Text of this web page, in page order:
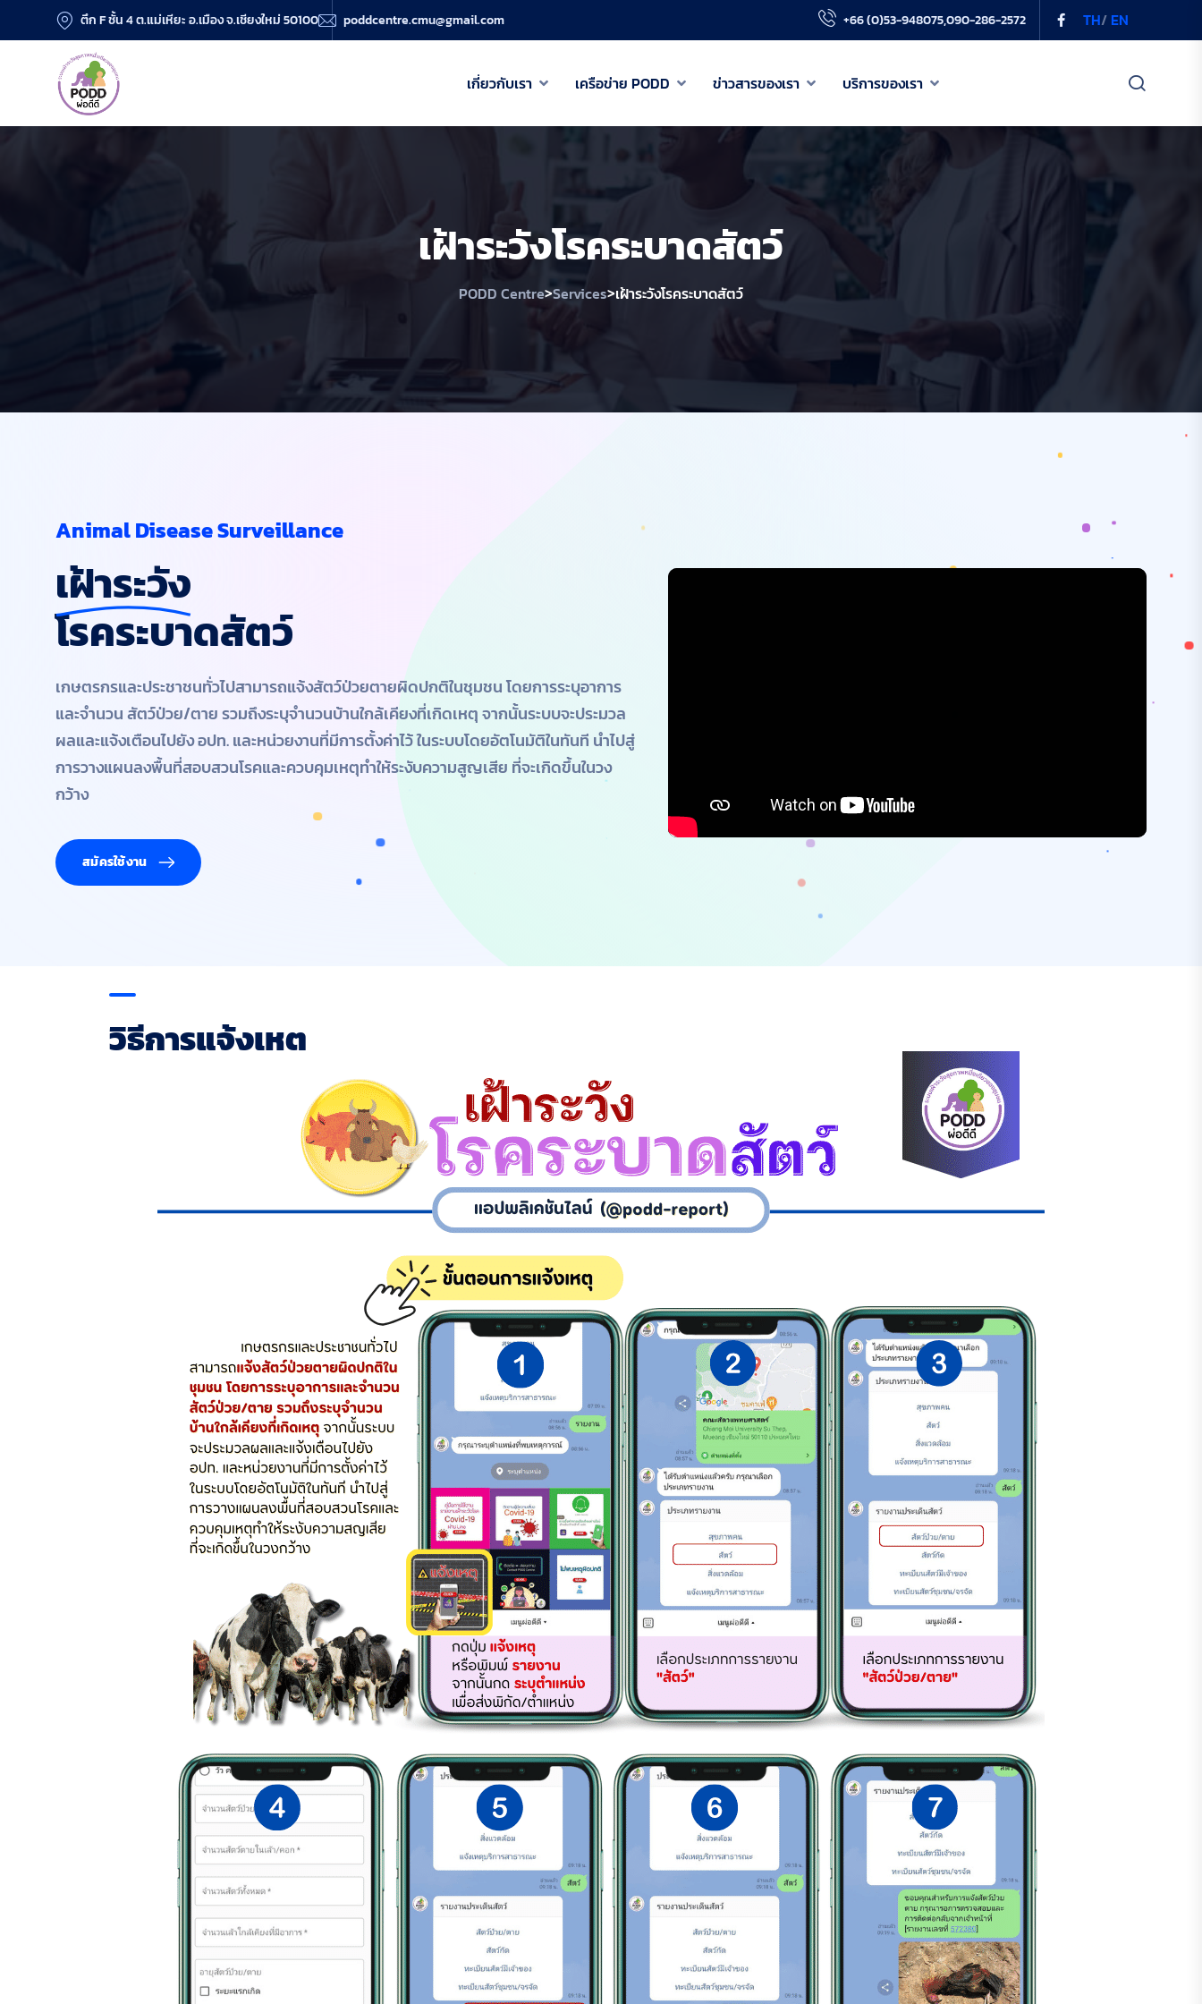
ตึก F ชั้น 4 ต.แม่เหียะ อ.เมือง จ.เชียงใหม่ 50100 poddcentre.cmu@gmail.com +66 (0)53-948075,090-286-2572 TH/ EN
เกี่ยวกับเรา เครือข่าย PODD ข่าวสารของเรา บริการของเรา
เครือข่าย PODD
ข่าวสารของเรา
บริการของเรา
เฝ้าระวังโรคระบาดสัตว์
PODD Centre>Services>เฝ้าระวังโรคระบาดสัตว์
Animal Disease Surveillance
เฝ้าระวัง
โรคระบาดสัตว์
เกษตรกรและประชาชนทั่วไปสามารถแจ้งสัตว์ป่วยตายผิดปกติในชุมชน โดยการระบุอาการ
และจำนวน สัตว์ป่วย/ตาย รวมถึงระบุจำนวนบ้านใกล้เคียงที่เกิดเหตุ จากนั้นระบบจะประมวล
ผลและแจ้งเตือนไปยัง อปท. และหน่วยงานที่มีการตั้งค่าไว้ ในระบบโดยอัตโนมัติในทันที นำไปสู่
การวางแผนลงพื้นที่สอบสวนโรคและควบคุมเหตุทำให้ระงับความสูญเสีย ที่จะเกิดขึ้นในวง
กว้าง
สมัครใช้งาน
วธการแจงเหต